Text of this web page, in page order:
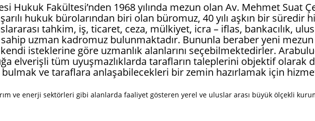
Hukuk Fakültesi’nden 1968 yılında mezun olan Av. Mehmet Suat
hukuk bürolarından biri olan büromuz, 40 yılı aşkın bir süredir
tahkim, iş, ticaret, ceza, mülkiyet, icra – iflas, bankacılık,
uzman kadromuz bulunmaktadır. Bununla beraber yeni
isteklerine göre uzmanlık alanlarını seçebilmektedirler.
elverişli tüm uyuşmazlıklarda tarafların taleplerini objektif olarak
ve taraflara anlaşabilecekleri bir zemin hazırlamak için
ve enerji sektörleri gibi alanlarda faaliyet gösteren yerel ve uluslar arası büyük ölçekli